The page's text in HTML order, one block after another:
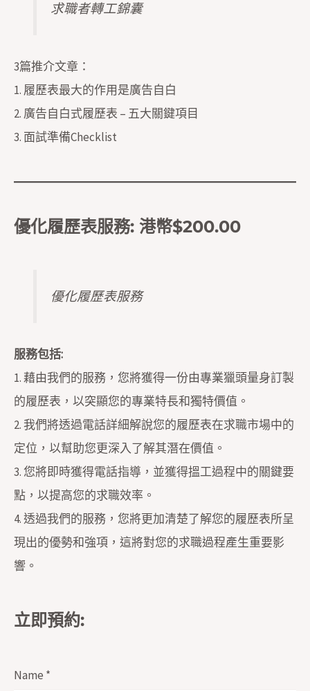
求職者轉工錦囊
3篇推介文章：
1. 履歷表最大的作用是廣告自白
2. 廣告自白式履歷表 – 五大關鍵項目
3. 面試準備Checklist
優化履歷表服務: 港幣$200.00
優化履歷表服務
服務包括:
1. 藉由我們的服務，您將獲得一份由專業獵頭量身訂製
的履歷表，以突顯您的專業特長和獨特價值。
2. 我們將透過電話詳細解說您的履歷表在求職市場中的
定位，以幫助您更深入了解其潛在價值。
3. 您將即時獲得電話指導，並獲得搵工過程中的關鍵要
點，以提高您的求職效率。
4. 透過我們的服務，您將更加清楚了解您的履歷表所呈
現出的優勢和強項，這將對您的求職過程產生重要影
響。
立即預約:
Name *